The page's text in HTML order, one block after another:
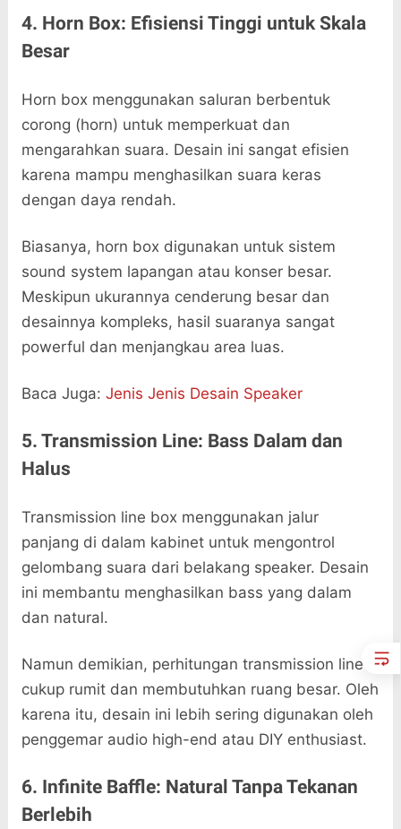
4. Horn Box: Efisiensi Tinggi untuk Skala
Besar
Horn box menggunakan saluran berbentuk
corong (horn) untuk memperkuat dan
mengarahkan suara. Desain ini sangat efisien
karena mampu menghasilkan suara keras
dengan daya rendah.
Biasanya, horn box digunakan untuk sistem
sound system lapangan atau konser besar.
Meskipun ukurannya cenderung besar dan
desainnya kompleks, hasil suaranya sangat
powerful dan menjangkau area luas.
Baca Juga: Jenis Jenis Desain Speaker
5. Transmission Line: Bass Dalam dan
Halus
Transmission line box menggunakan jalur
panjang di dalam kabinet untuk mengontrol
gelombang suara dari belakang speaker. Desain
ini membantu menghasilkan bass yang dalam
dan natural.
Namun demikian, perhitungan transmission line
cukup rumit dan membutuhkan ruang besar. Oleh
karena itu, desain ini lebih sering digunakan oleh
penggemar audio high-end atau DIY enthusiast.
6. Infinite Baffle: Natural Tanpa Tekanan
Berlebih